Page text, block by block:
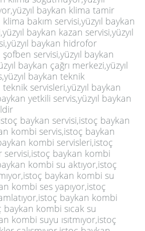
baykan klima tamir
bakım servisi,yüzyıl baykan
baykan kazan servisi,yüzyıl
baykan hidrofor
servisi,yüzyıl baykan
baykan çağrı merkezi,yüzyıl
baykan teknik
teknik servisleri,yüzyıl baykan
yetkili servis,yüzyıl baykan
baykan servisi,istoç baykan
kombi servis,istoç baykan
kombi servisleri,istoç
baykan kombi
kombi su aktıyor,istoç
baykan kombi su
kombi ses yapıyor,istoç
baykan kombi
baykan kombi sıcak su
kombi suyu ısıtmıyor,istoç